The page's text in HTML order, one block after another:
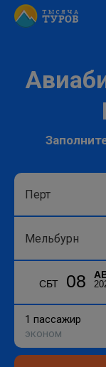
СБТ 08
1 пассажир
эконом